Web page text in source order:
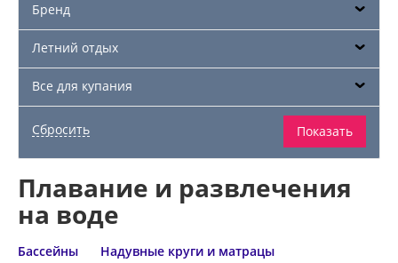
Бренд
Летний отдых
Все для купания
Плавание и развлечения
на воде
Бассейны
Надувные круги и матрацы